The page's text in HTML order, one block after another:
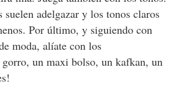
suelen adelgazar y los tonos claros
Por último, y siguiendo con
moda, alíate con los
un maxi bolso, un kafkan, un